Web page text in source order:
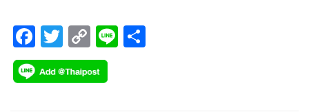
F
ac
e
T
wi
tt
C
o
p
Li